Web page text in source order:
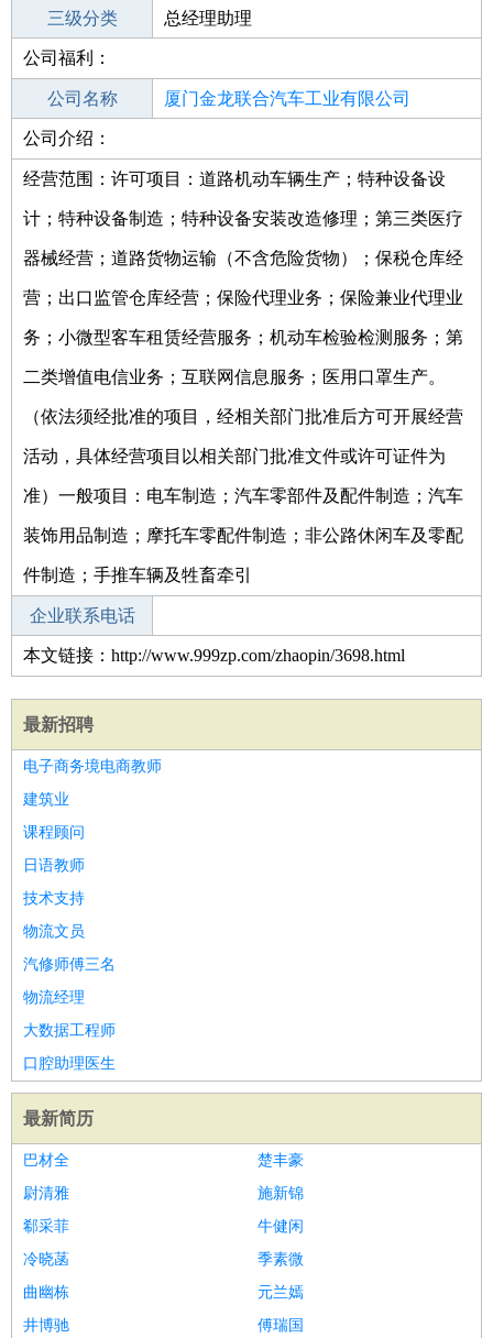
二级分类 高级管理
三级分类 总经理助理
其他行业
公司福利：
公司名称 厦门金龙联合汽车工业有限公司
公司类型
人独资)
公司介绍：
经营范围：许可项目：道路机动车辆生产；特种设备设
计；特种设备制造；特种设备安装改造修理；第三类医疗
器械经营；道路货物运输（不含危险货物）；保税仓库经
营；出口监管仓库经营；保险代理业务；保险兼业代理业
务；小微型客车租赁经营服务；机动车检验检测服务；第
二类增值电信业务；互联网信息服务；医用口罩生产。
（依法须经批准的项目，经相关部门批准后方可开展经营
活动，具体经营项目以相关部门批准文件或许可证件为
准）一般项目：电车制造；汽车零部件及配件制造；汽车
装饰用品制造；摩托车零配件制造；非公路休闲车及零配
件制造；手推车辆及牲畜牵引
企业联系电话
本文链接：http://www.999zp.com/zhaopin/3698.html
最新招聘
电子商务境电商教师
建筑业
课程顾问
日语教师
技术支持
物流文员
汽修师傅三名
物流经理
大数据工程师
口腔助理医生
最新简历
巴材全
楚丰豪
尉清雅
施新锦
郗采菲
牛健闲
冷晓菡
季素微
曲幽栋
元兰嫣
井博驰
傅瑞国